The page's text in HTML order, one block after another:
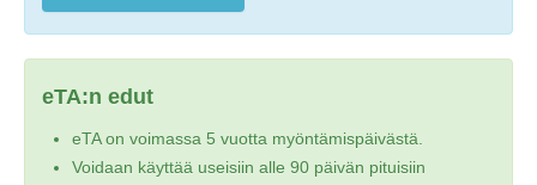
eTA:n edut
eTA on voimassa 5 vuotta myöntämispäivästä.
Voidaan käyttää useisiin alle 90 päivän pituisiin